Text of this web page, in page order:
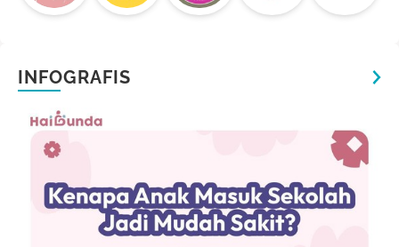
INFOGRAFIS